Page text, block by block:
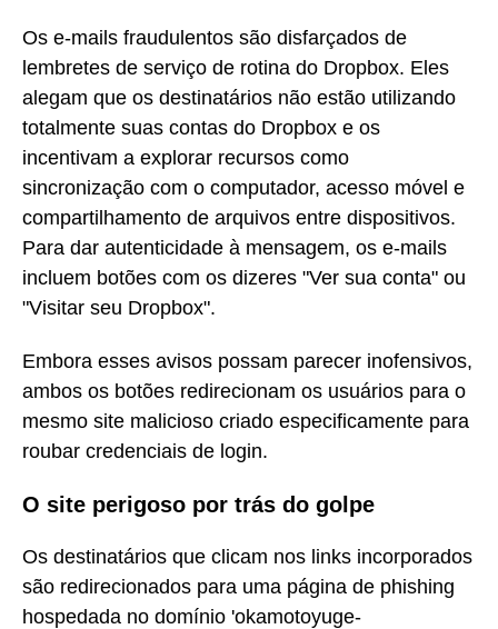
Os e-mails fraudulentos são disfarçados de
lembretes de serviço de rotina do Dropbox. Eles
alegam que os destinatários não estão utilizando
totalmente suas contas do Dropbox e os
incentivam a explorar recursos como
sincronização com o computador, acesso móvel e
compartilhamento de arquivos entre dispositivos.
Para dar autenticidade à mensagem, os e-mails
incluem botões com os dizeres "Ver sua conta" ou
"Visitar seu Dropbox".
Embora esses avisos possam parecer inofensivos,
ambos os botões redirecionam os usuários para o
mesmo site malicioso criado especificamente para
roubar credenciais de login.
O site perigoso por trás do golpe
Os destinatários que clicam nos links incorporados
são redirecionados para uma página de phishing
hospedada no domínio 'okamotoyuge-